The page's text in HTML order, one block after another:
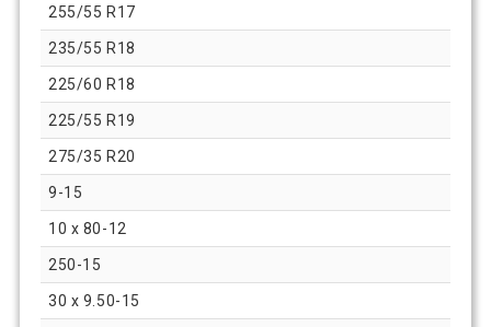
255/55 R17
235/55 R18
225/60 R18
225/55 R19
275/35 R20
9-15
10 x 80-12
250-15
30 x 9.50-15